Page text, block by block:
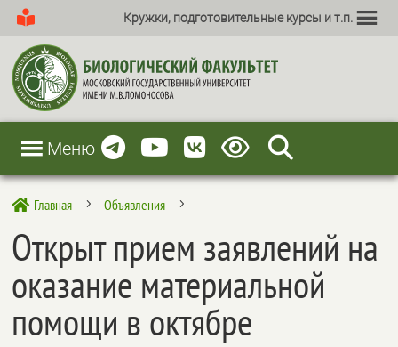
Кружки, подготовительные курсы и т.п.
Меню
 Главная 5 Объявления 5
Открыт прием заявлений на
оказание материальной
помощи в октябре